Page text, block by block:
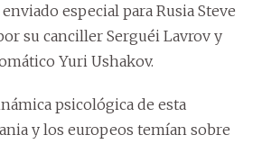
especial para Rusia Steve
su canciller Serguéi Lavrov y
Yuri Ushakov.
psicológica de esta
y los europeos temían sobre